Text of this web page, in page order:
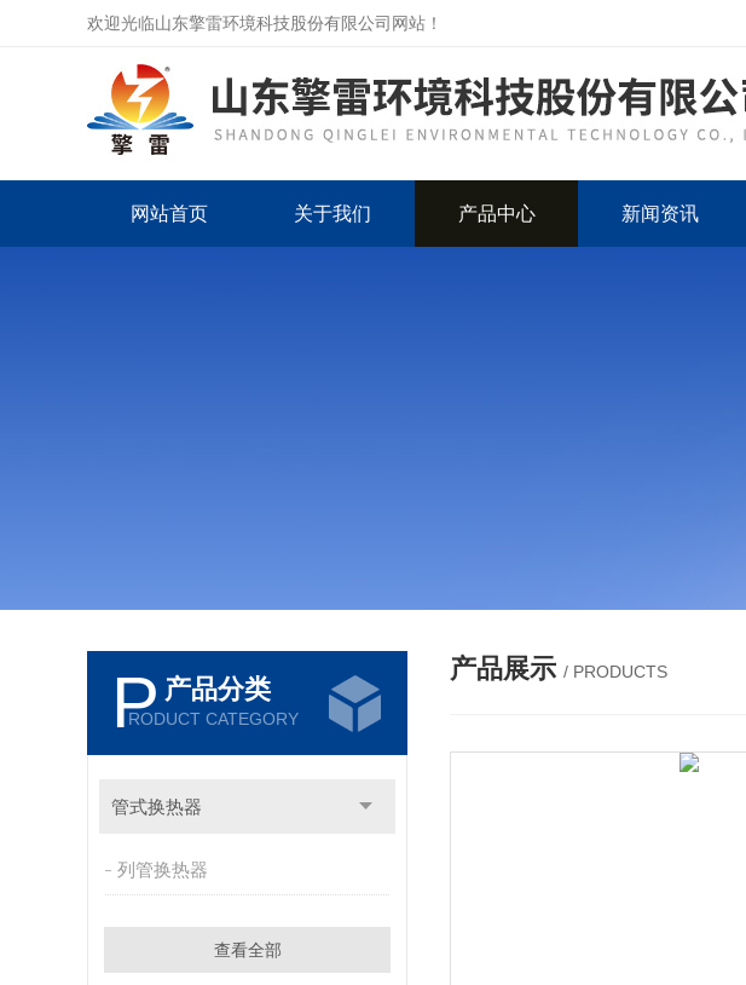
欢迎光临山东擎雷环境科技股份有限公司网站！
网站首页 关于我们 产品中心 新闻资讯
P 产品分类
RODUCT CATEGORY
管式换热器
列管换热器
查看全部
产品展示 / PRODUCTS